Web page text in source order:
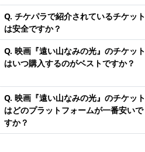
Q. チケパラで紹介されているチケット
は安全ですか？
Q. 映画『遠い山なみの光』のチケット
はいつ購入するのがベストですか？
Q. 映画『遠い山なみの光』のチケット
はどのプラットフォームが一番安いで
すか？